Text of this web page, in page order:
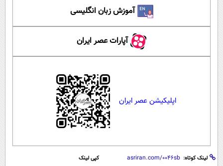
آموزش زبان انگلیسی
آپارات عصر ایران
اپلیکیشن عصر ایران
لینک کوتاه: کپی لینک